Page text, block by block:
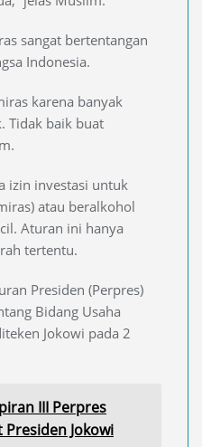
sangat bertentangan
Indonesia.
karena banyak
Tidak baik buat
izin investasi untuk
atau beralkohol
Aturan ini hanya
tertentu.
Presiden (Perpres)
Bidang Usaha
Jokowi pada 2
III Perpres
Jokowi